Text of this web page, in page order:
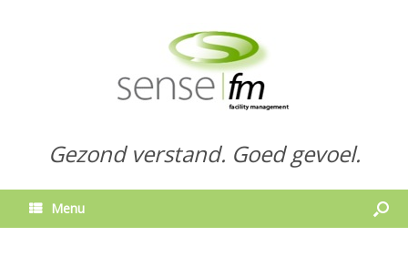
Gezond verstand. Goed gevoel.
Menu